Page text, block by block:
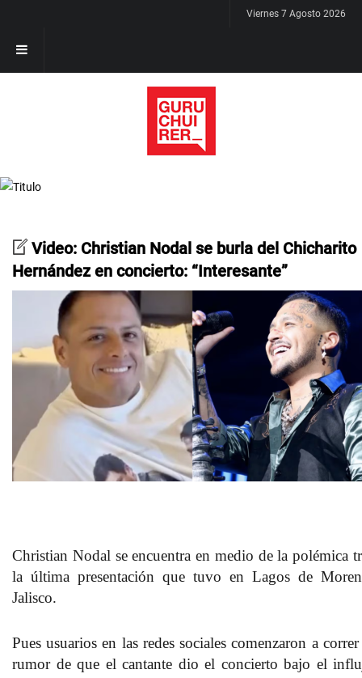
Viernes 7 Agosto 2026
Video: Christian Nodal se burla del Chicharito
Hernández en concierto: “Interesante”
Christian Nodal se encuentra en medio de la polémica
la última presentación que tuvo en Lagos de
Jalisco.
Pues usuarios en las redes sociales comenzaron a
rumor de que el cantante dio el concierto bajo el